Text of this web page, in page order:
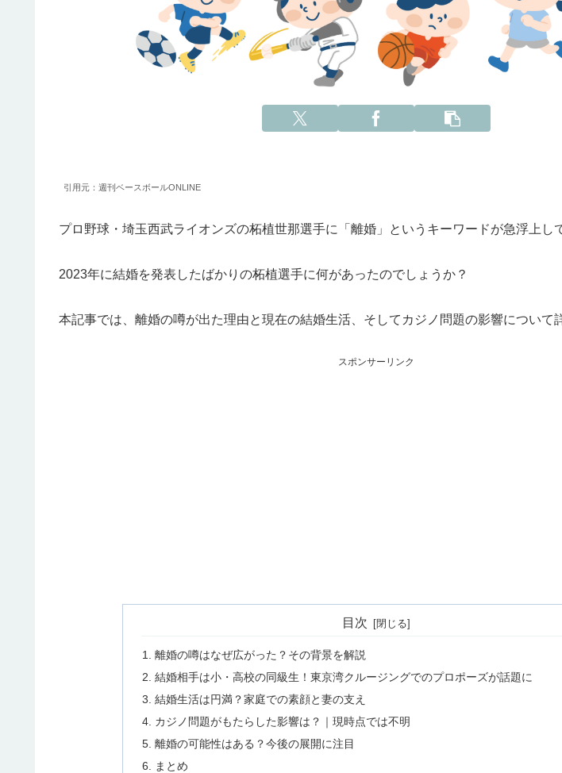
引用元：週刊ベースボールONLINE
プロ野球・埼玉西武ライオンズの柘植世那選手に「離婚」というキーワードが急浮上し
2023年に結婚を発表したばかりの柘植選手に何があったのでしょうか？
本記事では、離婚の噂が出た理由と現在の結婚生活、そしてカジノ問題の影響について
スポンサーリンク
目次
離婚の噂はなぜ広がった？その背景を解説
結婚相手は小・高校の同級生！東京湾クルージングでのプロポーズが話題に
結婚生活は円満？家庭での素顔と妻の支え
カジノ問題がもたらした影響は？｜現時点では不明
離婚の可能性はある？今後の展開に注目
まとめ